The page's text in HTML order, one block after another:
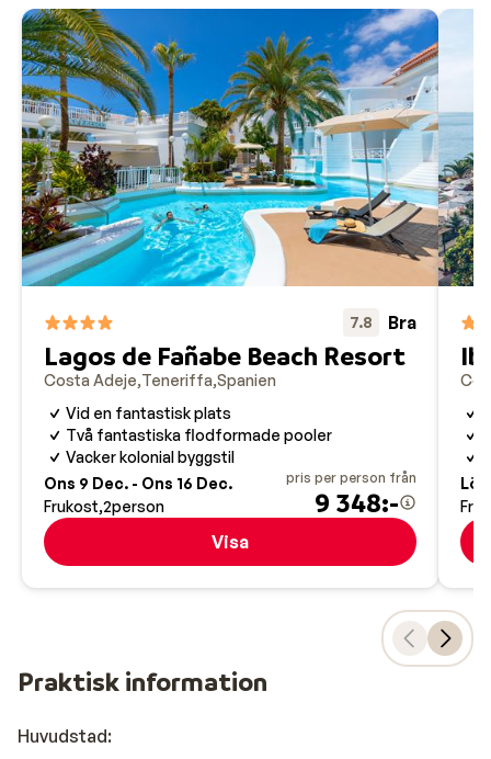
7.8 Bra
Lagos de Fañabe Beach Resort
Costa Adeje Teneriffa Spanien
Vid en fantastisk plats
Två fantastiska flodformade pooler
Vacker kolonial byggstil
Ons 9 Dec. - Ons 16 Dec.
Frukost 2person
pris per person från
9 348:-
Visa
Lör
Praktisk information
Huvudstad: